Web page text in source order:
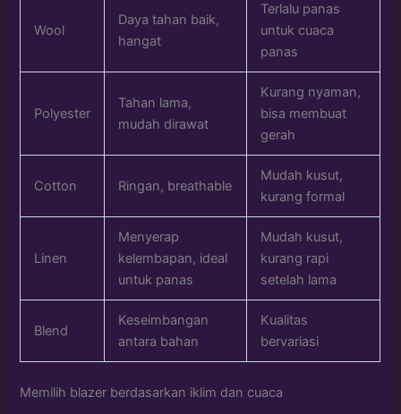
Wool
Daya tahan baik,
hangat
Terlalu panas
untuk cuaca
panas
Polyester
Tahan lama,
mudah dirawat
Kurang nyaman,
bisa membuat
gerah
Cotton Ringan, breathable
Mudah kusut,
kurang formal
Linen
Menyerap
kelembapan, ideal
untuk panas
Mudah kusut,
kurang rapi
setelah lama
Blend
Keseimbangan
antara bahan
Kualitas
bervariasi
Memilih blazer berdasarkan iklim dan cuaca